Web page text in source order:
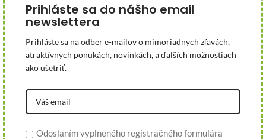
Prihláste sa do nášho email
newslettera
Prihláste sa na odber e-mailov o mimoriadnych zľavách,
atraktívnych ponukách, novinkách, a ďalších možnostiach
ako ušetriť.
Odoslaním vyplneného registračného formulára